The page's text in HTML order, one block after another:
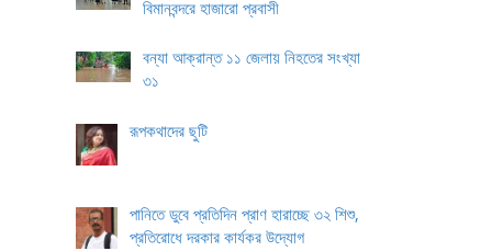
বিমানবন্দরে হাজারো প্রবাসী
বন্যা আক্রান্ত ১১ জেলায় নিহতের সংখ্যা
৩১
রূপকথাদের ছুটি
পানিতে ডুবে প্রতিদিন প্রাণ হারাচ্ছে ৩২ শিশু,
প্রতিরোধে দরকার কার্যকর উদ্যোগ